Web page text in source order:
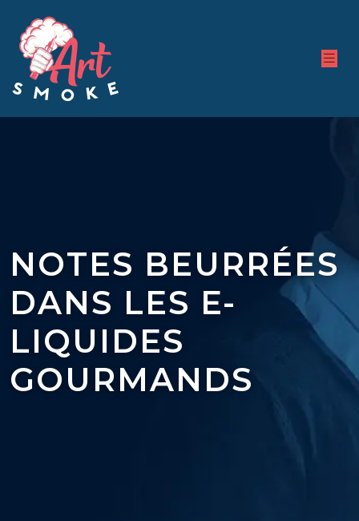
NOTES BEURRÉES
DANS LES E-
LIQUIDES
GOURMANDS